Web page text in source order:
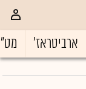
ארביטראז'